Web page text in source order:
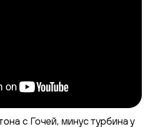
с Гочей, минус турбина у